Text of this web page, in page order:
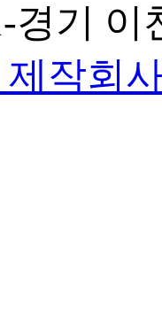
경기 이
작회